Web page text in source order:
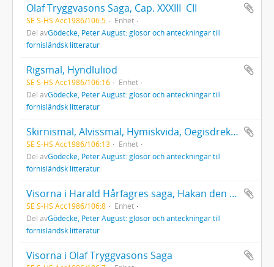
Olaf Tryggvasons Saga, Cap. XXXIII  CII
SE S-HS Acc1986/106:5
Enhet
Del avGödecke, Peter August: glosor och anteckningar till
fornisländsk litteratur
Rigsmal, Hyndluliod
SE S-HS Acc1986/106:16
Enhet
Del avGödecke, Peter August: glosor och anteckningar till
fornisländsk litteratur
Skirnismal, Alvissmal, Hymiskvida, Oegisdrekka, 1  16
SE S-HS Acc1986/106:13
Enhet
Del avGödecke, Peter August: glosor och anteckningar till
fornisländsk litteratur
Visorna i Harald Hårfagres saga, Hakan den Godes Saga och Harald Gråfälls Saga
SE S-HS Acc1986/106:8
Enhet
Del avGödecke, Peter August: glosor och anteckningar till
fornisländsk litteratur
Visorna i Olaf Tryggvasons Saga